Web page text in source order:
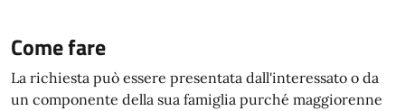
Come fare
La richiesta può essere presentata dall'interessato o da
un componente della sua famiglia purché maggiorenne